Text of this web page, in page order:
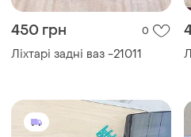
450 грн 0
Ліхтарі задні ваз -21011